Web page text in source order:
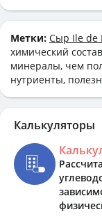
Метки: Сыр Ile de
химический
минералы, чем
нутриенты,
Калькуляторы